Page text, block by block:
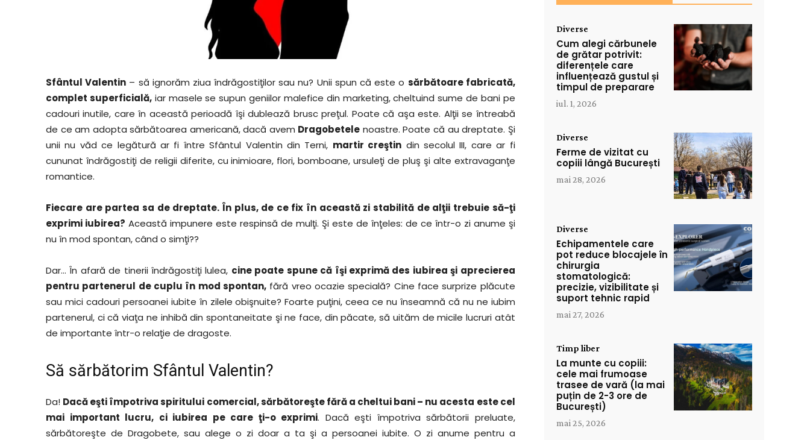
Sfântul Valentin – să ignorăm ziua îndrăgostiţilor sau nu? Unii spun că este o sărbătoare fabricată,
complet superficială,iar masele se supun geniilor malefice din marketing, cheltuind sume de bani pe
cadouri inutile, care în această perioadă îşi dublează brusc preţul. Poate că aşa este. Alţii se întreabă
de ce am adopta sărbătoarea americană, dacă avem Dragobetele noastre. Poate că au dreptate. Şi
unii nu văd ce legătură ar fi între Sfântul Valentin din Terni, martir creştin din secolul III, care ar fi
cununat îndrăgostiţi de religii diferite, cu inimioare, flori, bomboane, ursuleţi de pluş şi alte extravaganţe
romantice.
Fiecare are partea sa de dreptate. În plus, de ce fix în această zi stabilită de alţii trebuie să-ţi
exprimi iubirea? Această impunere este respinsă de mulţi. Şi este de înţeles: de ce într-o zi anume şi
nu în mod spontan, când o simţi??
Dar… În afară de tinerii îndrăgostiţi lulea, cine poate spune că îşi exprimă des iubirea şi aprecierea
pentru partenerul de cuplu în mod spontan, fără vreo ocazie specială? Cine face surprize plăcute
sau mici cadouri persoanei iubite în zilele obişnuite? Foarte puţini, ceea ce nu înseamnă că nu ne iubim
partenerul, ci că viaţa ne inhibă din spontaneitate şi ne face, din păcate, să uităm de micile lucruri atât
de importante într-o relaţie de dragoste.
Să sărbătorim Sfântul Valentin?
Da! Dacă eşti împotriva spiritului comercial, sărbătoreşte fără a cheltui bani – nu acesta este cel
mai important lucru, ci iubirea pe care ţi-o exprimi. Dacă eşti împotriva sărbătorii preluate,
sărbătoreşte de Dragobete, sau alege o zi doar a ta şi a persoanei iubite. O zi anume pentru a
Diverse
Cum alegi cărbunele
de grătar potrivit:
diferențele care
influențează gustul și
timpul de preparare
iul. 1, 2026
Diverse
Ferme de vizitat cu
copiii lângă București
mai 28, 2026
Diverse
Echipamentele care
pot reduce blocajele în
chirurgia
stomatologică:
precizie, vizibilitate și
suport tehnic rapid
mai 27, 2026
Timp liber
La munte cu copiii:
cele mai frumoase
trasee de vară (la mai
puțin de 2-3 ore de
București)
mai 25, 2026